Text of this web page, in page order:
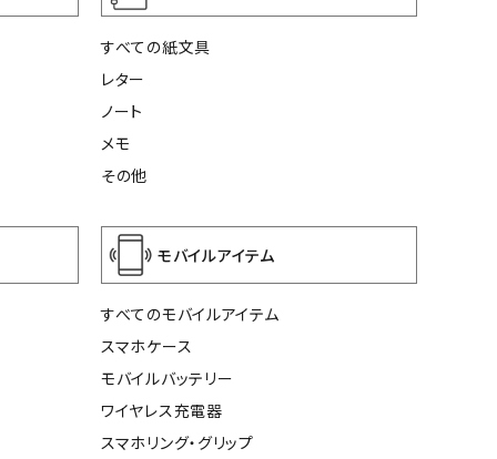
すべての紙文具
レター
ノート
メモ
その他
モバイルアイテム
すべてのモバイルアイテム
スマホケース
モバイルバッテリー
ワイヤレス充電器
スマホリング・グリップ